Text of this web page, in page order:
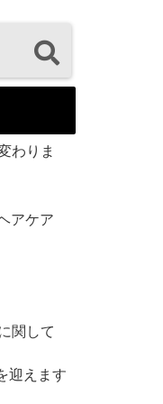
わりま
アケア
関して
迎えます